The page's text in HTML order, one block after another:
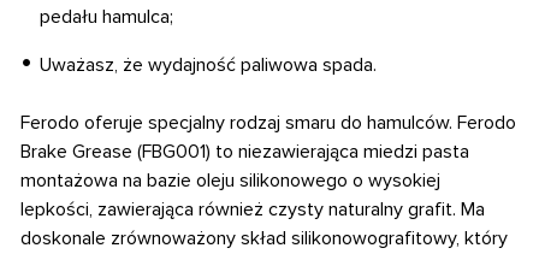
pedału hamulca;
Uważasz, że wydajność paliwowa spada.
Ferodo oferuje specjalny rodzaj smaru do hamulców. Ferodo
Brake Grease (FBG001) to niezawierająca miedzi pasta
montażowa na bazie oleju silikonowego o wysokiej
lepkości, zawierająca również czysty naturalny grafit. Ma
doskonale zrównoważony skład silikonowografitowy, który